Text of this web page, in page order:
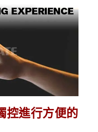
控進行方便的